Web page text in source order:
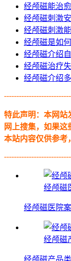
经颅磁能治
经颅磁刺激
经颅磁刺激
经颅磁是如
经颅磁介绍
经颅磁治疗
经颅磁介绍
特此声明：本网站
网上搜集，如果这
本站内容仅供参考
经颅磁
经颅磁医院
经颅磁
经颅磁产品